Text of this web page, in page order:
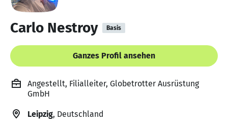
Carlo Nestroy Basis
Ganzes Profil ansehen
Angestellt, Filialleiter, Globetrotter Ausrüstung
GmbH
Leipzig, Deutschland